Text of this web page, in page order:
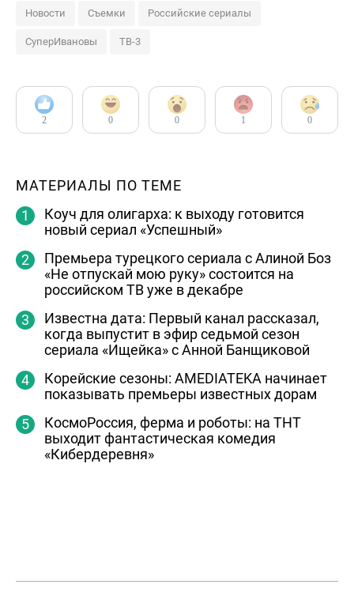
Новости Съемки Российские сериалы
СуперИвановы ТВ-3
2 0 0 1 0
МАТЕРИАЛЫ ПО ТЕМЕ
Коуч для олигарха: к выходу готовится
новый сериал «Успешный»
Премьера турецкого сериала с Алиной Боз
«Не отпускай мою руку» состоится на
российском ТВ уже в декабре
Известна дата: Первый канал рассказал,
когда выпустит в эфир седьмой сезон
сериала «Ищейка» с Анной Банщиковой
Корейские сезоны: AMEDIATEKA начинает
показывать премьеры известных дорам
КосмоРоссия, ферма и роботы: на ТНТ
выходит фантастическая комедия
«Кибердеревня»